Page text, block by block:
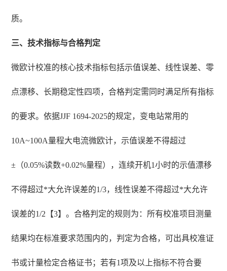
质。
三、技术指标与合格判定
微欧计校准的核心技术指标包括示值误差、线性误差、零
点漂移、长期稳定性四项，合格判定需同时满足所有指标
的要求。依据JJF 1694-2025的规定，变电站常用的
10A~100A量程大电流微欧计，示值误差不得超过
±（0.05%读数+0.02%量程），连续开机1小时的示值漂移
不得超过*大允许误差的1/3，线性误差不得超过*大允许
误差的1/2【3】。合格判定的规则为：所有校准项目测量
结果均在标准要求范围内的，判定为合格，可出具校准证
书或计量检定合格证书；若有1项及以上指标不符合要